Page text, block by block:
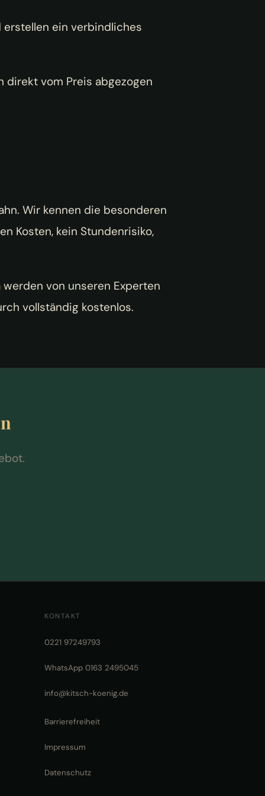
erstellen ein verbindliches
direkt vom Preis abgezogen
Wir kennen die besonderen
Kosten, kein Stundenrisiko,
werden von unseren Experten
vollständig kostenlos.
KONTAKT
0221 97249793
WhatsApp 0163 2495045
info@kitsch-koenig.de
Barrierefreiheit
Impressum
Datenschutz